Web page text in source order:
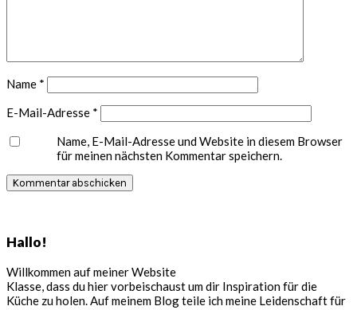
Name *
E-Mail-Adresse *
Name, E-Mail-Adresse und Website in diesem Browser
für meinen nächsten Kommentar speichern.
Hallo!
Willkommen auf meiner Website
Klasse, dass du hier vorbeischaust um dir Inspiration für die
Küche zu holen. Auf meinem Blog teile ich meine Leidenschaft für